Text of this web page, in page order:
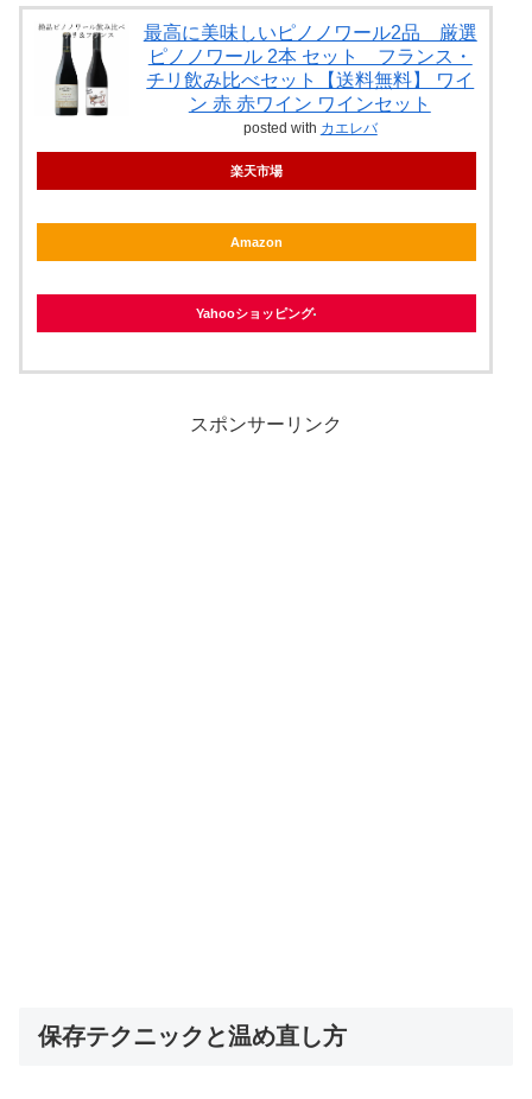
最高に美味しいピノノワール2品 厳選
ピノノワール 2本 セット フランス・
チリ飲み比べセット【送料無料】 ワイ
ン 赤 赤ワイン ワインセット
posted with カエレバ
楽天市場
Amazon
Yahooショッピング
スポンサーリンク
保存テクニックと温め直し方